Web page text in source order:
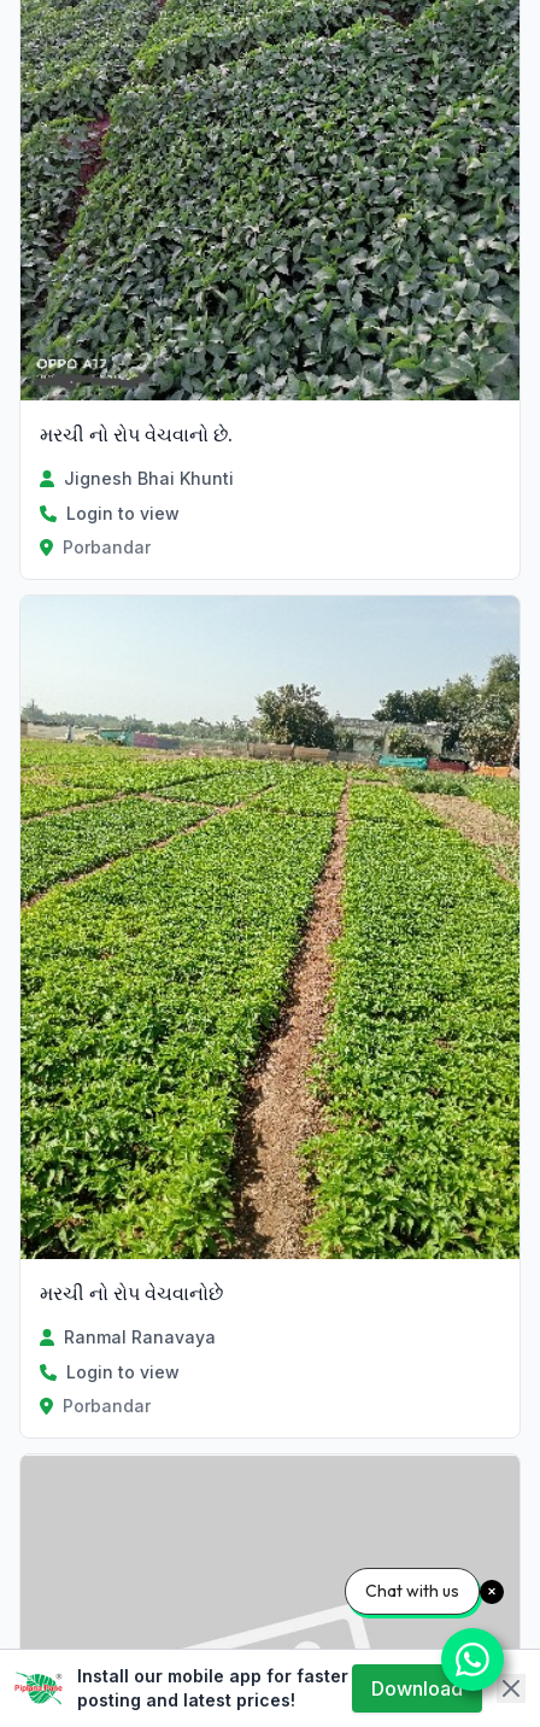
મરચી નો રોપ વેચવાનો છે.
Jignesh Bhai Khunti
Login to view
Porbandar
મરચી નો રોપ વેચવાનોછે
Ranmal Ranavaya
Login to view
Porbandar
Install our mobile app for faster
posting and latest prices!
Download
Chat with us